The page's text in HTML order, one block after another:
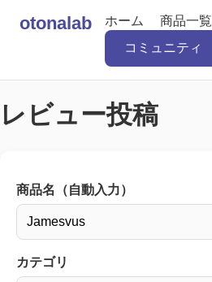
otonalab ホーム 商品一覧
コミュニティ
レビュー投稿
商品名（自動入力）
カテゴリ